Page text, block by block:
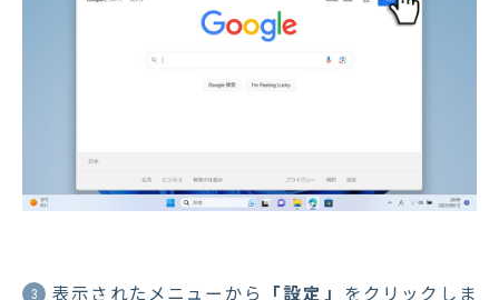
3 表示されたメニューから 「設定」 をクリックしま